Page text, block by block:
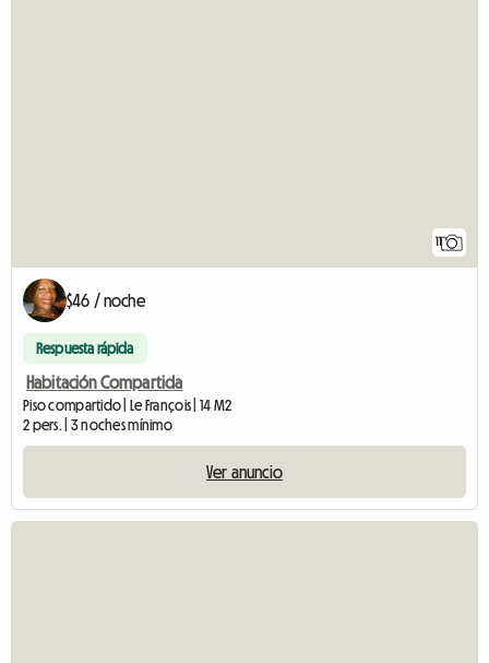
11
$46 / noche
Respuesta rápida
Habitación Compartida
Piso compartido | Le François | 14 M2
2 pers. | 3 noches mínimo
Ver anuncio